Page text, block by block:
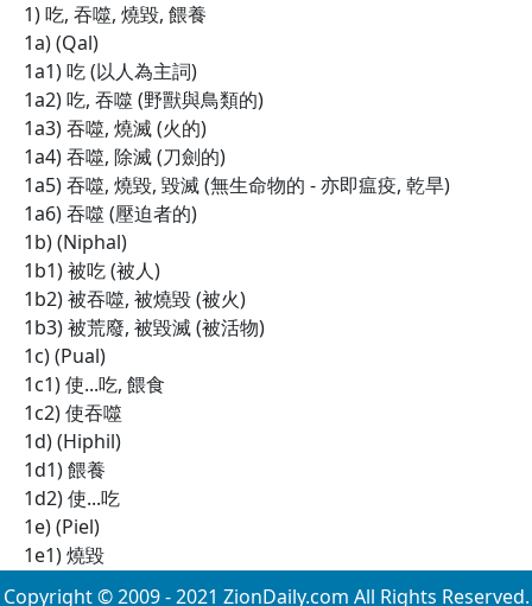
1) 吃, 吞噬, 燒毀, 餵養
1a) (Qal)
1a1) 吃 (以人為主詞)
1a2) 吃, 吞噬 (野獸與鳥類的)
1a3) 吞噬, 燒滅 (火的)
1a4) 吞噬, 除滅 (刀劍的)
1a5) 吞噬, 燒毀, 毀滅 (無生命物的 - 亦即瘟疫, 乾旱)
1a6) 吞噬 (壓迫者的)
1b) (Niphal)
1b1) 被吃 (被人)
1b2) 被吞噬, 被燒毀 (被火)
1b3) 被荒廢, 被毀滅 (被活物)
1c) (Pual)
1c1) 使...吃, 餵食
1c2) 使吞噬
1d) (Hiphil)
1d1) 餵養
1d2) 使...吃
1e) (Piel)
1e1) 燒毀
Copyright © 2009 - 2021 ZionDaily.com All Rights Reserved.